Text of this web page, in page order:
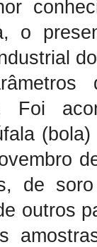
o
Foi
de
outros